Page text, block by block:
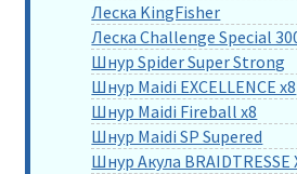
Леска KingFisher
Леска Challenge Special
Шнур Spider Super Strong
Шнур Maidi EXCELLENCE x8
Шнур Maidi Fireball x8
Шнур Maidi SP Supered
Шнур Акула BRAIDTRESSE